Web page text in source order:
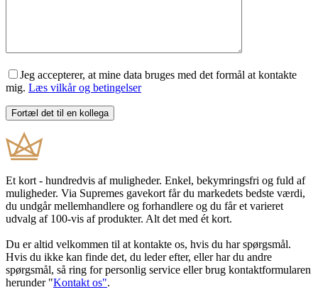
Jeg accepterer, at mine data bruges med det formål at kontakte
mig. Læs vilkår og betingelser
Et kort - hundredvis af muligheder. Enkel, bekymringsfri og fuld af
muligheder. Via Supremes gavekort får du markedets bedste værdi,
du undgår mellemhandlere og forhandlere og du får et varieret
udvalg af 100-vis af produkter. Alt det med ét kort.
Du er altid velkommen til at kontakte os, hvis du har spørgsmål.
Hvis du ikke kan finde det, du leder efter, eller har du andre
spørgsmål, så ring for personlig service eller brug kontaktformularen
herunder "Kontakt os".